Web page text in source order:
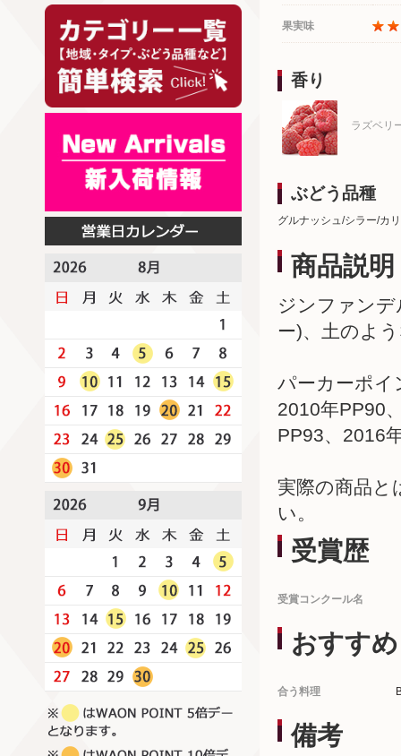
果実味
香り
ラズベリ
ぶどう品種
グルナッシュ/シラー/カ
商品説明
ジンファン
ー)、土のよ
パーカーポイ
2010年PP90
PP93、2016
実際の商品と
い。
受賞歴
受賞コンクール名
おすすめ
合う料理
備考